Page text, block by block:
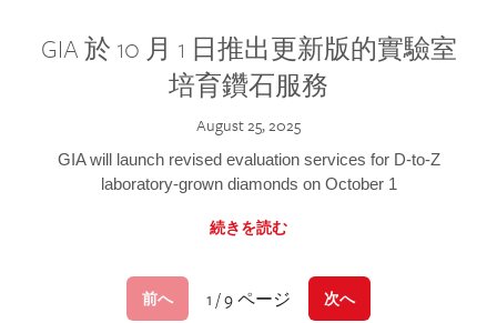
GIA 於 10 月 1 日推出更新版的實驗室
培育鑽石服務
August 25, 2025
GIA will launch revised evaluation services for D-to-Z
laboratory-grown diamonds on October 1
続きを読む
前へ 1 / 9 ページ 次へ